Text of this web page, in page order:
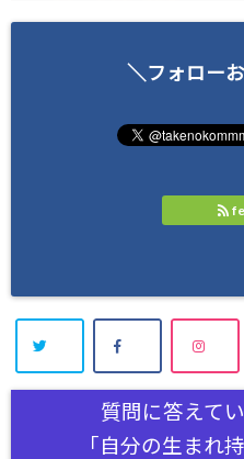
＼フォロー
質問に答えて
「自分の生まれ